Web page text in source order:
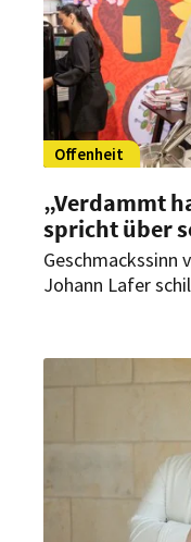
Offenheit
„Verdammt
spricht über
Geschmackssinn
Johann Lafer